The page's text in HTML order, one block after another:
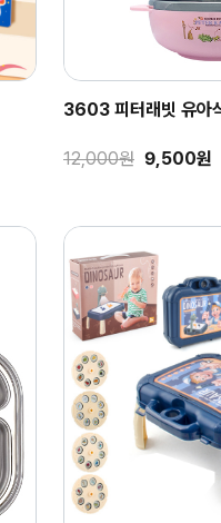
3603 피터래빗 유아
12,000원 9,500원